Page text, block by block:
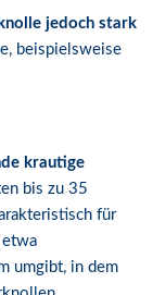
jedoch stark
beispielsweise
krautige
bis zu 35
für
etwa
umgibt, in dem